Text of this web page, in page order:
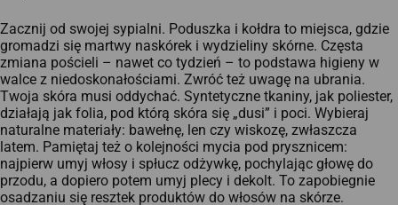
Zacznij od swojej sypialni. Poduszka i kołdra to miejsca, gdzie
gromadzi się martwy naskórek i wydzieliny skórne. Częsta
zmiana pościeli – nawet co tydzień – to podstawa higieny w
walce z niedoskonałościami. Zwróć też uwagę na ubrania.
Twoja skóra musi oddychać. Syntetyczne tkaniny, jak poliester,
działają jak folia, pod którą skóra się „dusi” i poci. Wybieraj
naturalne materiały: bawełnę, len czy wiskozę, zwłaszcza
latem. Pamiętaj też o kolejności mycia pod prysznicem:
najpierw umyj włosy i spłucz odżywkę, pochylając głowę do
przodu, a dopiero potem umyj plecy i dekolt. To zapobiegnie
osadzaniu się resztek produktów do włosów na skórze.